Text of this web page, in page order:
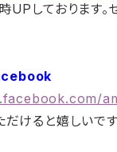
UPしております。
だけると嬉しいで